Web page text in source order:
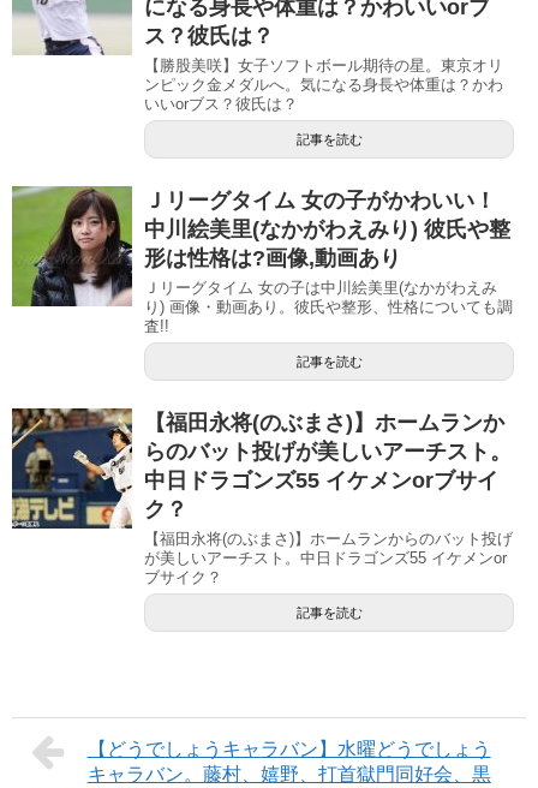
になる身長や体重は？かわいいorブ
ス？彼氏は？
【勝股美咲】女子ソフトボール期待の星。東京オリ
ンピック金メダルへ。気になる身長や体重は？かわ
いいorブス？彼氏は？
記事を読む
Ｊリーグタイム 女の子がかわいい！
中川絵美里(なかがわえみり) 彼氏や整
形は性格は?画像,動画あり
Ｊリーグタイム 女の子は中川絵美里(なかがわえみ
り) 画像・動画あり。彼氏や整形、性格についても調
査!!
記事を読む
【福田永将(のぶまさ)】ホームランか
らのバット投げが美しいアーチスト。
中日ドラゴンズ55 イケメンorブサイ
ク？
【福田永将(のぶまさ)】ホームランからのバット投げ
が美しいアーチスト。中日ドラゴンズ55 イケメンor
ブサイク？
記事を読む
【どうでしょうキャラバン】水曜どうでしょう
キャラバン。藤村、嬉野、打首獄門同好会、黒